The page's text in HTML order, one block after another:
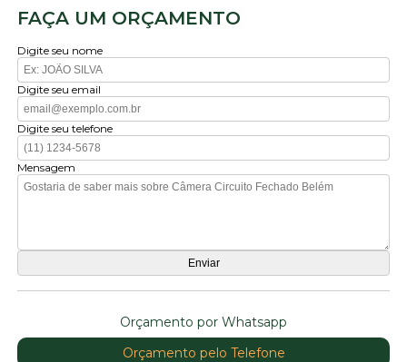
FAÇA UM ORÇAMENTO
Digite seu nome
Digite seu email
Digite seu telefone
Mensagem
Orçamento por Whatsapp
Orçamento pelo Telefone